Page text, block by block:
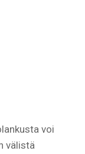
voi
välistä